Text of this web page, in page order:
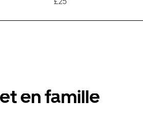
en famille